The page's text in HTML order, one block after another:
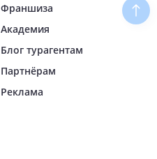
Франшиза
Академия
Блог турагентам
Партнёрам
Реклама